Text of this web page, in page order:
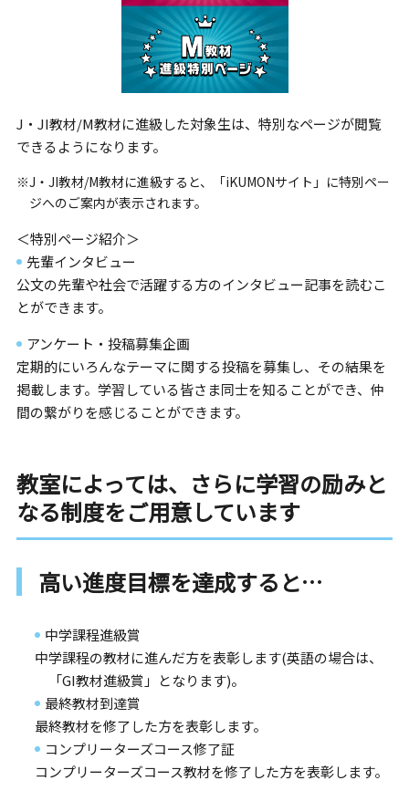
J・JI教材/M教材に進級した対象生は、特別なページが閲覧
できるようになります。
※J・JI教材/M教材に進級すると、「iKUMONサイト」に特別ペー
ジへのご案内が表示されます。
＜特別ページ紹介＞
先輩インタビュー
公文の先輩や社会で活躍する方のインタビュー記事を読むこ
とができます。
アンケート・投稿募集企画
定期的にいろんなテーマに関する投稿を募集し、その結果を
掲載します。学習している皆さま同士を知ることができ、仲
間の繋がりを感じることができます。
教室によっては、さらに学習の励みと
なる制度をご用意しています
高い進度目標を達成すると…
中学課程進級賞
中学課程の教材に進んだ方を表彰します(英語の場合は、
「GI教材進級賞」となります)。
最終教材到達賞
最終教材を修了した方を表彰します。
コンプリーターズコース修了証
コンプリーターズコース教材を修了した方を表彰します。